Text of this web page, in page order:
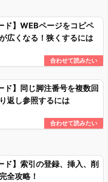
ド】WEBページをコピペ
広くなる！狭くするには
ド】同じ脚注番号を複数回
返し参照するには
ド】索引の登録、挿入、削
全攻略！